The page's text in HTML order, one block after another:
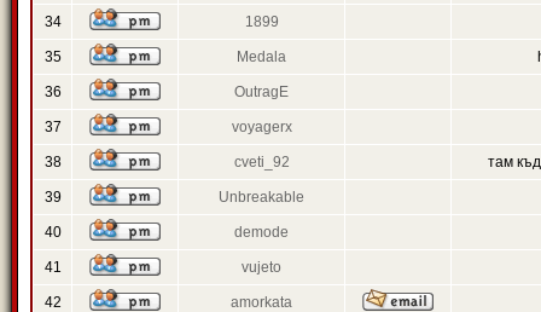
34 1899
35 Medala
36 OutragE
37 voyagerx
38 cveti_92 там
39 Unbreakable
40 demode
41 vujeto
42 amorkata